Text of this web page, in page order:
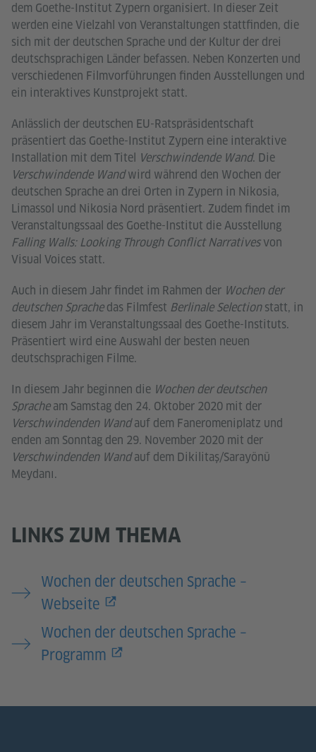
dem Goethe-Institut Zypern organisiert. In dieser Zeit
werden eine Vielzahl von Veranstaltungen stattfinden, die
sich mit der deutschen Sprache und der Kultur der drei
deutschsprachigen Länder befassen. Neben Konzerten und
verschiedenen Filmvorführungen finden Ausstellungen und
ein interaktives Kunstprojekt statt.
Anlässlich der deutschen EU-Ratspräsidentschaft
präsentiert das Goethe-Institut Zypern eine interaktive
Installation mit dem Titel Verschwindende Wand. Die
Verschwindende Wandwird während den Wochen der
deutschen Sprache an drei Orten in Zypern in Nikosia,
Limassol und Nikosia Nord präsentiert. Zudem findet im
Veranstaltungssaal des Goethe-Institut die Ausstellung
Falling Walls: Looking Through Conflict Narrativesvon
Visual Voices statt.
Auch in diesem Jahr findet im Rahmen der Wochen der
deutschen Sprachedas Filmfest Berlinale Selectionstatt, in
diesem Jahr im Veranstaltungssaal des Goethe-Instituts.
Präsentiert wird eine Auswahl der besten neuen
deutschsprachigen Filme.
In diesem Jahr beginnen die Wochen der deutschen
Spracheam Samstag den 24. Oktober 2020 mit der
Verschwindenden Wandauf dem Faneromeniplatz und
enden am Sonntag den 29. November 2020 mit der
Verschwindenden Wandauf dem Dikilitaş/Sarayönü
Meydanı.
LINKS ZUM THEMA
Wochen der deutschen Sprache –
Webseite
Wochen der deutschen Sprache –
Programm